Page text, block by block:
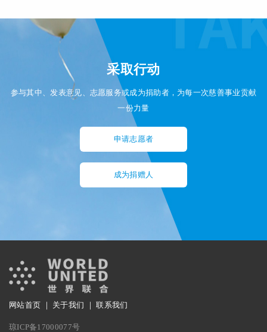
采取行动
参与其中、发表意见、志愿服务或成为捐助者，为每一次慈善事业贡献
一份力量
申请志愿者
成为捐赠人
网站首页 ｜ 关于我们 ｜联系我们
琼ICP备17000077号